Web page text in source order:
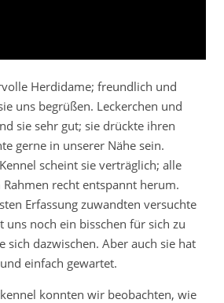
Herdidame; freundlich und
uns begrüßen. Leckerchen und
sie sehr gut; sie drückte ihren
gerne in unserer Nähe sein.
scheint sie verträglich; alle
recht entspannt herum.
Erfassung zuwandten versuchte
uns noch ein bisschen für sich zu
sich dazwischen. Aber auch sie hat
einfach gewartet.
konnten wir beobachten, wie